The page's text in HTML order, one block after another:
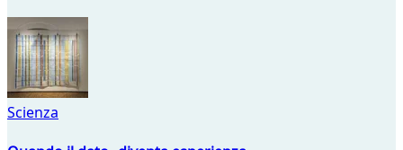
Scienza